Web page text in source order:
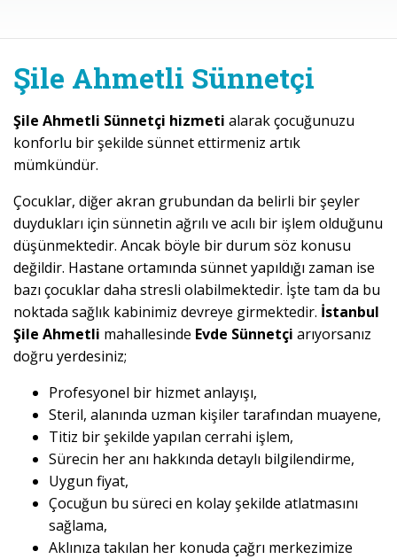
Şile Ahmetli Sünnetçi
Şile Ahmetli Sünnetçi hizmeti alarak çocuğunuzu
konforlu bir şekilde sünnet ettirmeniz artık
mümkündür.
Çocuklar, diğer akran grubundan da belirli bir şeyler
duydukları için sünnetin ağrılı ve acılı bir işlem olduğunu
düşünmektedir. Ancak böyle bir durum söz konusu
değildir. Hastane ortamında sünnet yapıldığı zaman ise
bazı çocuklar daha stresli olabilmektedir. İşte tam da bu
noktada sağlık kabinimiz devreye girmektedir. İstanbul
Şile Ahmetli mahallesinde Evde Sünnetçi arıyorsanız
doğru yerdesiniz;
Profesyonel bir hizmet anlayışı,
Steril, alanında uzman kişiler tarafından muayene,
Titiz bir şekilde yapılan cerrahi işlem,
Sürecin her anı hakkında detaylı bilgilendirme,
Uygun fiyat,
Çocuğun bu süreci en kolay şekilde atlatmasını
sağlama,
Aklınıza takılan her konuda çağrı merkezimize